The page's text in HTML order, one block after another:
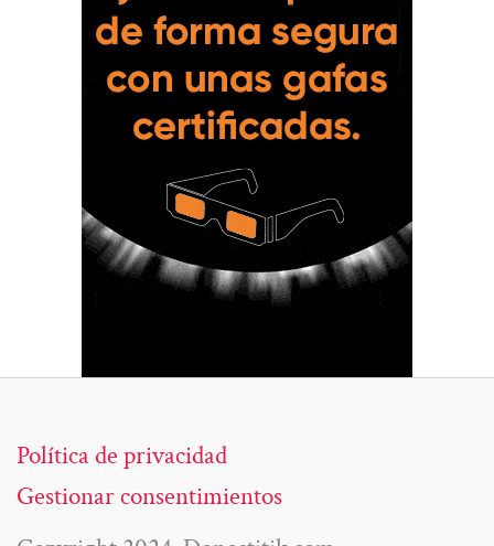
Política de privacidad
Gestionar consentimientos